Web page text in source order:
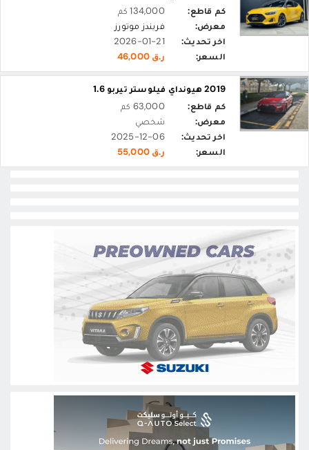
كم قاطع:
134,000 كم
معرض:
فريندز موتورز
اخر تحديث:
2026-01-21
السعر:
ر.ق 46,000
2019 هيونداي فيلوستر تيربو 1.6
كم قاطع:
63,000 كم
معرض:
شخصي
اخر تحديث:
2025-12-06
السعر:
ر.ق 55,000